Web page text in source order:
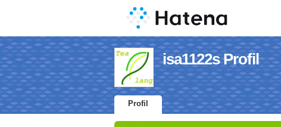
isa1122s Profil
Profil